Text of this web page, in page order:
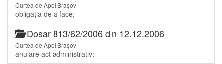
Curtea de Apel Brașov
obligaţia de a face;
Dosar 813/62/2006 din 12.12.2006
Curtea de Apel Brașov
anulare act administrativ;